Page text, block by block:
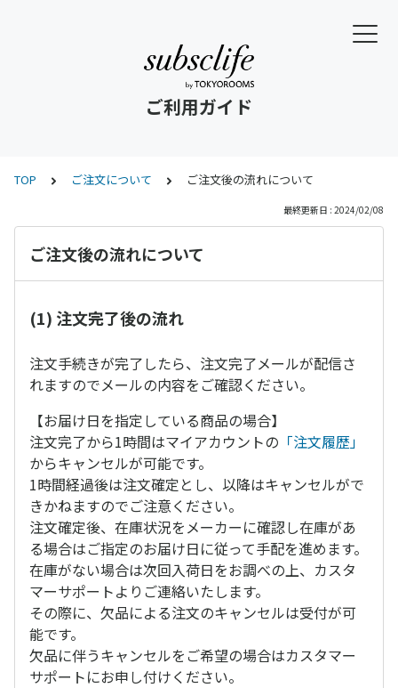
ご利用ガイド
TOP ご注文について ご注文後の流れについて
最終更新日 : 2024/02/08
ご注文後の流れについて
(1) 注文完了後の流れ
注文手続きが完了したら、注文完了メールが配信さ
れますのでメールの内容をご確認ください。
【お届け日を指定している商品の場合】
注文完了から1時間はマイアカウントの 「注文履歴」
からキャンセルが可能です。
1時間経過後は注文確定とし、以降はキャンセルがで
きかねますのでご注意ください。
注文確定後、在庫状況をメーカーに確認し在庫があ
る場合はご指定のお届け日に従って手配を進めます。
在庫がない場合は次回入荷日をお調べの上、カスタ
マーサポートよりご連絡いたします。
その際に、欠品による注文のキャンセルは受付が可
能です。
欠品に伴うキャンセルをご希望の場合はカスタマー
サポートにお申し付けください。